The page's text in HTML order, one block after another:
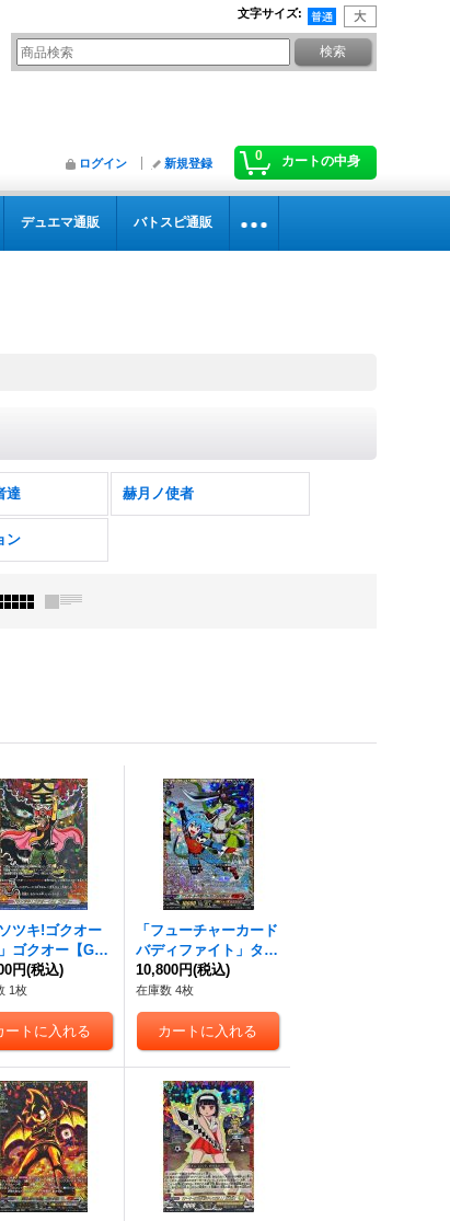
文字サイズ:
0 カートの中身
ログイン 新規登録
デュエマ通販 バトスピ通販
達 赫月ノ使者
ン
ソツキ!ゴクオー
ゴクオー【GC
SS04/GCR30}
他》
円(税込)
1枚
「フューチャーカード
バディファイト」タス
ク&ジャック【GCR】
{DZ-SS04/GCR14}
《コロコロドラゴンエ
ンパイア》
10,800円(税込)
在庫数 4枚